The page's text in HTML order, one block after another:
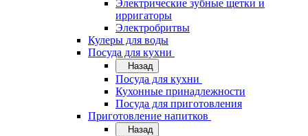
Электрические зубные щетки и
ирригаторы
Электробритвы
Кулеры для воды
Посуда для кухни
Назад
Посуда для кухни
Кухонные принадлежности
Посуда для приготовления
Приготовление напитков
Назад